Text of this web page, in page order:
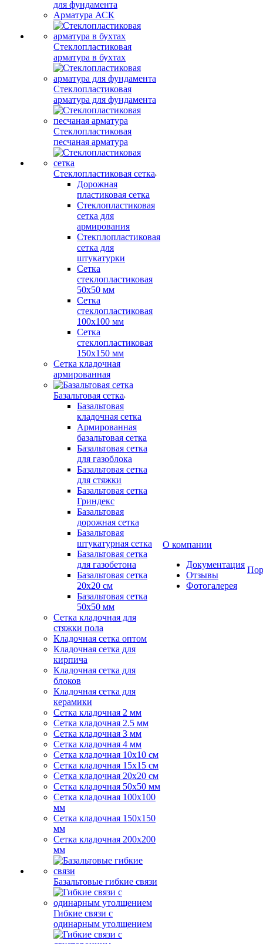
для фундамента
Арматура АСК
Стеклопластиковая
арматура в бухтах
Стеклопластиковая
арматура для фундамента
Стеклопластиковая
песчаная арматура
Стеклопластиковая сетка
Дорожная
пластиковая сетка
Стеклопластиковая
сетка для
армирования
Стекплопластиковая
сетка для
штукатурки
Сетка
стеклопластиковая
50x50 мм
Сетка
стеклопластиковая
100x100 мм
Сетка
стеклопластиковая
150x150 мм
Сетка кладочная
армированная
Базальтовая сетка
Базальтовая
кладочная сетка
Армированная
базальтовая сетка
Базальтовая сетка
для газоблока
Базальтовая сетка
для стяжки
Базальтовая сетка
Гриндекс
Базальтовая
дорожная сетка
Базальтовая
штукатурная сетка
Базальтовая сетка
для газобетона
Базальтовая сетка
20x20 см
Базальтовая сетка
50x50 мм
Сетка кладочная для
стяжки пола
Кладочная сетка оптом
Кладочная сетка для
кирпича
Кладочная сетка для
блоков
Кладочная сетка для
керамики
Сетка кладочная 2 мм
Сетка кладочная 2.5 мм
Сетка кладочная 3 мм
Сетка кладочная 4 мм
Сетка кладочная 10x10 см
Сетка кладочная 15x15 см
Сетка кладочная 20x20 см
Сетка кладочная 50x50 мм
Сетка кладочная 100x100
мм
Сетка кладочная 150x150
мм
Сетка кладочная 200x200
мм
Базальтовые гибкие связи
Гибкие связи с
одинарным утолщением
О компании
Документация
Отзывы
Фотогалерея